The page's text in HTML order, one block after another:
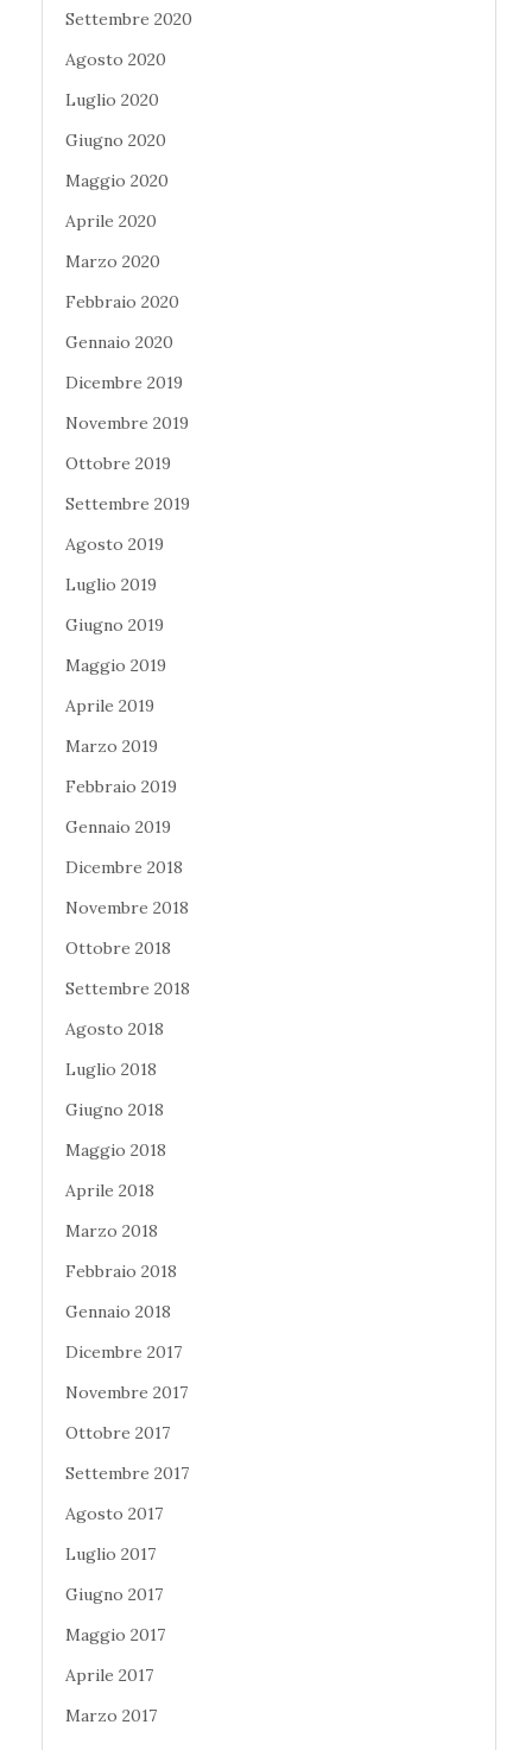
Settembre 2020
Agosto 2020
Luglio 2020
Giugno 2020
Maggio 2020
Aprile 2020
Marzo 2020
Febbraio 2020
Gennaio 2020
Dicembre 2019
Novembre 2019
Ottobre 2019
Settembre 2019
Agosto 2019
Luglio 2019
Giugno 2019
Maggio 2019
Aprile 2019
Marzo 2019
Febbraio 2019
Gennaio 2019
Dicembre 2018
Novembre 2018
Ottobre 2018
Settembre 2018
Agosto 2018
Luglio 2018
Giugno 2018
Maggio 2018
Aprile 2018
Marzo 2018
Febbraio 2018
Gennaio 2018
Dicembre 2017
Novembre 2017
Ottobre 2017
Settembre 2017
Agosto 2017
Luglio 2017
Giugno 2017
Maggio 2017
Aprile 2017
Marzo 2017